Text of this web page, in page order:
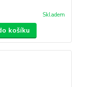
Skladem
košíku